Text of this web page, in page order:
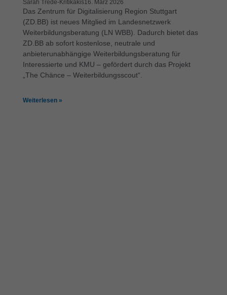
Sarah Trede-Kritikakis16. März 2026
Das Zentrum für Digitalisierung Region Stuttgart
(ZD.BB) ist neues Mitglied im Landesnetzwerk
Weiterbildungsberatung (LN WBB). Dadurch bietet das
ZD.BB ab sofort kostenlose, neutrale und
anbieterunabhängige Weiterbildungsberatung für
Interessierte und KMU – gefördert durch das Projekt
„The Chänce – Weiterbildungsscout“.
Weiterlesen »